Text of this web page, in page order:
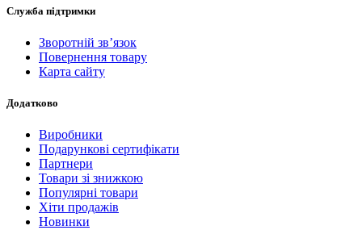
Служба підтримки
Зворотній зв’язок
Повернення товару
Карта сайту
Додатково
Виробники
Подарункові сертифікати
Партнери
Товари зі знижкою
Популярні товари
Хіти продажів
Новинки